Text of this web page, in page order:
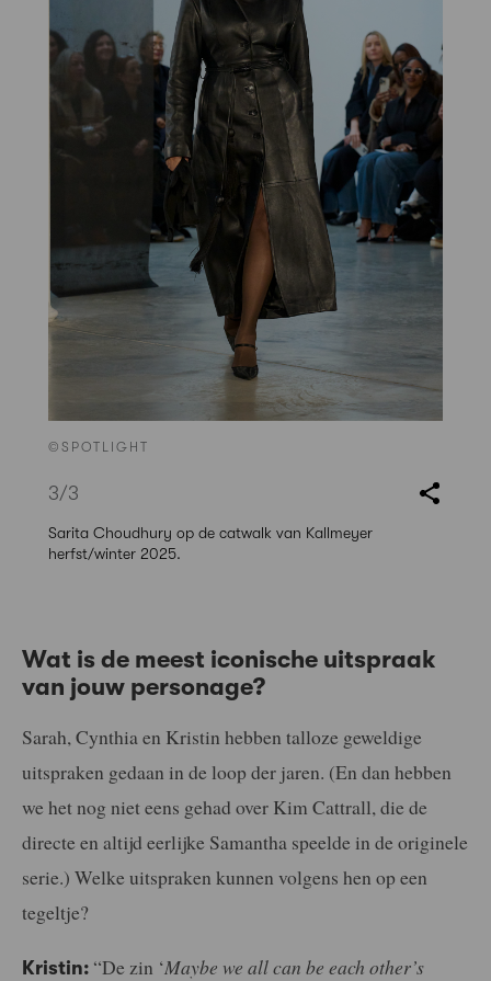
©SPOTLIGHT
3/3
Sarita Choudhury op de catwalk van Kallmeyer
herfst/winter 2025.
Wat is de meest iconische uitspraak
van jouw personage?
Sarah, Cynthia en Kristin hebben talloze geweldige
uitspraken gedaan in de loop der jaren. (En dan hebben
we het nog niet eens gehad over Kim Cattrall, die de
directe en altijd eerlijke Samantha speelde in de originele
serie.) Welke uitspraken kunnen volgens hen op een
tegeltje?
Kristin: “De zin ‘Maybe we all can be each other’s